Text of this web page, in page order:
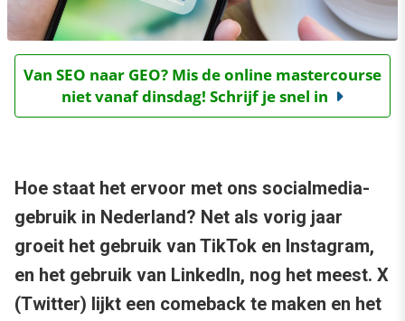
Van SEO naar GEO? Mis de online mastercourse
niet vanaf dinsdag! Schrijf je snel in
Hoe staat het ervoor met ons socialmedia-
gebruik in Nederland? Net als vorig jaar
groeit het gebruik van TikTok en Instagram,
en het gebruik van LinkedIn, nog het meest. X
(Twitter) lijkt een comeback te maken en het